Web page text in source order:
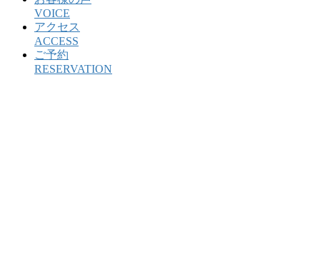
VOICE
アクセス
ACCESS
ご予約
RESERVATION